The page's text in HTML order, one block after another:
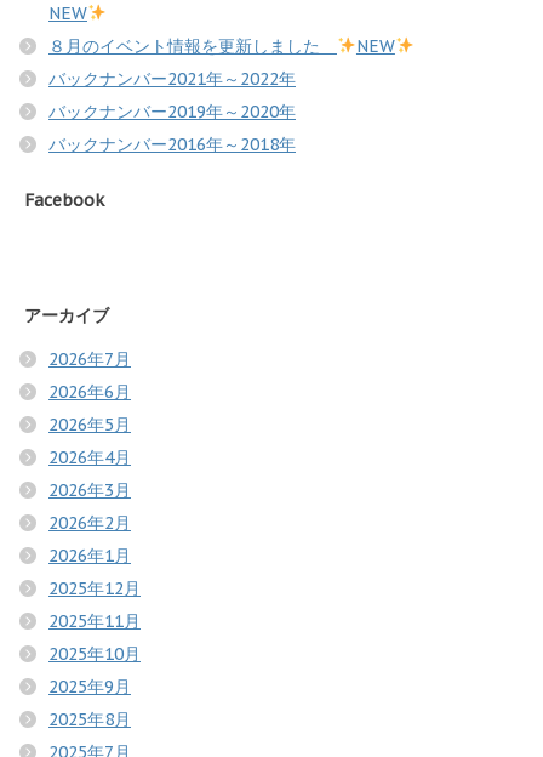
NEW
８月のイベント情報を更新しました
NEW
バックナンバー2021年～2022年
バックナンバー2019年～2020年
バックナンバー2016年～2018年
Facebook
アーカイブ
2026年7月
2026年6月
2026年5月
2026年4月
2026年3月
2026年2月
2026年1月
2025年12月
2025年11月
2025年10月
2025年9月
2025年8月
2025年7月